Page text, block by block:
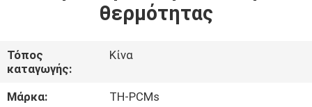
ΓΎΡΟΣ
ΕΡΓΟΣΤΑΣΊΩΝ
θερμότητας
Τόπος
καταγωγής:
Κίνα
Μάρκα:
TH-PCMs